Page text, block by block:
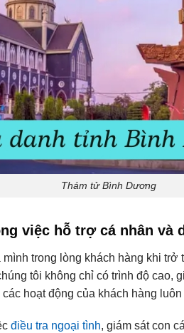
Thám tử Bình Dương
việc hỗ trợ cá nhân và
trong lòng khách hàng khi
tôi không chỉ có trình độ cao,
hoạt động của khách hàng
điều tra ngoại tình, giám sát con